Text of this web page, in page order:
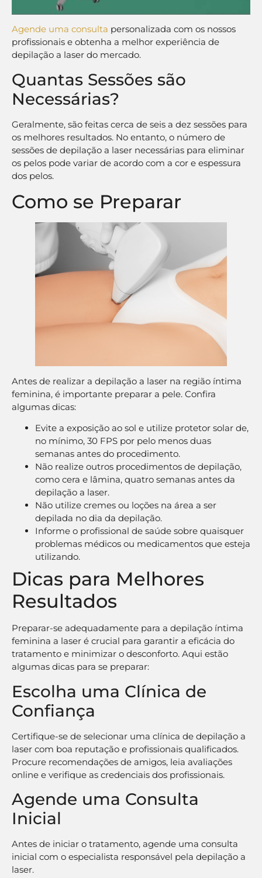
Agende uma consulta personalizada com os nossos
profissionais e obtenha a melhor experiência de
depilação a laser do mercado.
Quantas Sessões são
Necessárias?
Geralmente, são feitas cerca de seis a dez sessões para
os melhores resultados. No entanto, o número de
sessões de depilação a laser necessárias para eliminar
os pelos pode variar de acordo com a cor e espessura
dos pelos.
Como se Preparar
Antes de realizar a depilação a laser na região íntima
feminina, é importante preparar a pele. Confira
algumas dicas:
Evite a exposição ao sol e utilize protetor solar de,
no mínimo, 30 FPS por pelo menos duas
semanas antes do procedimento.
Não realize outros procedimentos de depilação,
como cera e lâmina, quatro semanas antes da
depilação a laser.
Não utilize cremes ou loções na área a ser
depilada no dia da depilação.
Informe o profissional de saúde sobre quaisquer
problemas médicos ou medicamentos que esteja
utilizando.
Dicas para Melhores
Resultados
Preparar-se adequadamente para a depilação íntima
feminina a laser é crucial para garantir a eficácia do
tratamento e minimizar o desconforto. Aqui estão
algumas dicas para se preparar:
Escolha uma Clínica de
Confiança
Certifique-se de selecionar uma clínica de depilação a
laser com boa reputação e profissionais qualificados.
Procure recomendações de amigos, leia avaliações
online e verifique as credenciais dos profissionais.
Agende uma Consulta
Inicial
Antes de iniciar o tratamento, agende uma consulta
inicial com o especialista responsável pela depilação a
laser.